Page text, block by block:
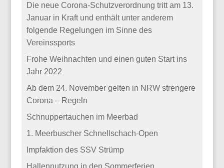
Die neue Corona-Schutzverordnung tritt am 13.
Januar in Kraft und enthält unter anderem
folgende Regelungen im Sinne des
Vereinssports
Frohe Weihnachten und einen guten Start ins
Jahr 2022
Ab dem 24. November gelten in NRW strengere
Corona – Regeln
Schnuppertauchen im Meerbad
1. Meerbuscher Schnellschach-Open
Impfaktion des SSV Strümp
Hallennutzung in den Sommerferien